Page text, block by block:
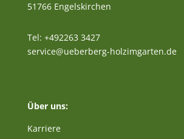
51766 Engelskirchen
Tel: +492263 3427
service@ueberberg-holzimgarten.de
Über uns:
Karriere